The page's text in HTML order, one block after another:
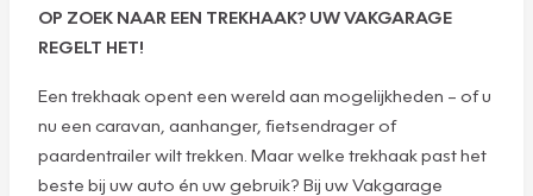
OP ZOEK NAAR EEN TREKHAAK? UW VAKGARAGE
REGELT HET!
Een trekhaak opent een wereld aan mogelijkheden – of u
nu een caravan, aanhanger, fietsendrager of
paardentrailer wilt trekken. Maar welke trekhaak past het
beste bij uw auto én uw gebruik? Bij uw Vakgarage